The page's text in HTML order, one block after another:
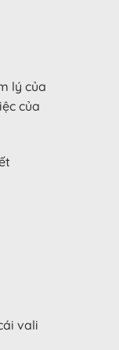
lý của
của
vali